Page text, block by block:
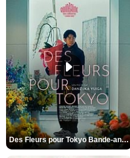
Des Fleurs pour Tokyo Bande-annonce VO STFR